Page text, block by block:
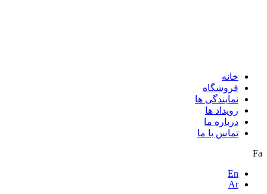
خانه
فروشگاه
نمایندگی ها
رویداد ها
درباره ما
تماس با ما
Fa
En
Ar